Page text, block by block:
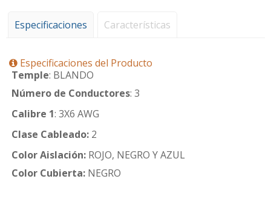
Especificaciones Características
Especificaciones del Producto
Temple: BLANDO
Número de Conductores: 3
Calibre 1: 3X6 AWG
Clase Cableado: 2
Color Aislación: ROJO, NEGRO Y AZUL
Color Cubierta: NEGRO